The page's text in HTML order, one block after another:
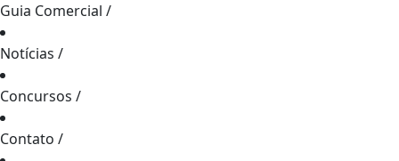
Guia Comercial /
Notícias /
Concursos /
Contato /